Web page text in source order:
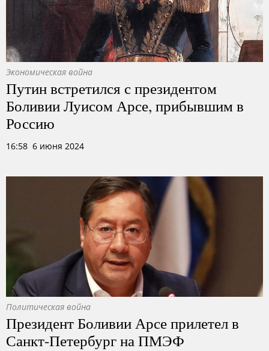
Экономическая война
Путин встретился с президентом
Боливии Луисом Арсе, прибывшим в
Россию
16:58 6 июня 2024
Политическая война
Президент Боливии Арсе прилетел в
Санкт-Петербург на ПМЭФ